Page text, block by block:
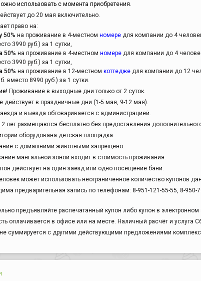
использовать с момента приобретения.
до 20 мая включительно.
право на:
50% на проживание в 4-местном номере для компании до 4
3990 руб.) за 1 сутки,
50% на проживание в 4-местном номере для компании до 4
3990 руб.) за 1 сутки,
50% на проживание в 12-местном коттедже для компании до 12
вместо 8990 руб.) за 1 сутки.
Проживание в выходные дни только от 2 суток.
действует в праздничные дни (1-5 мая, 9-12 мая).
и выезда обговаривается с администрацией.
лет размещаются бесплатно без предоставления
оборудована детская площадка.
с домашними животными запрещено.
мангальной зоной входит в стоимость проживания.
действует на один заезд или одно посещение бани.
может использовать неограниченное количество купонов
предварительная запись по телефонам: 8-951-121-55-55, 8-950-
предъявляйте распечатанный купон либо купон в электронном
оплачивается в офисе или на месте. Наличный расчёт и услуга
суммируется с другими действующими предложениями